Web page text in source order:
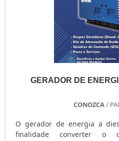
GERADOR DE
CONOZCA/
O gerador de energia a
finalidade converter o